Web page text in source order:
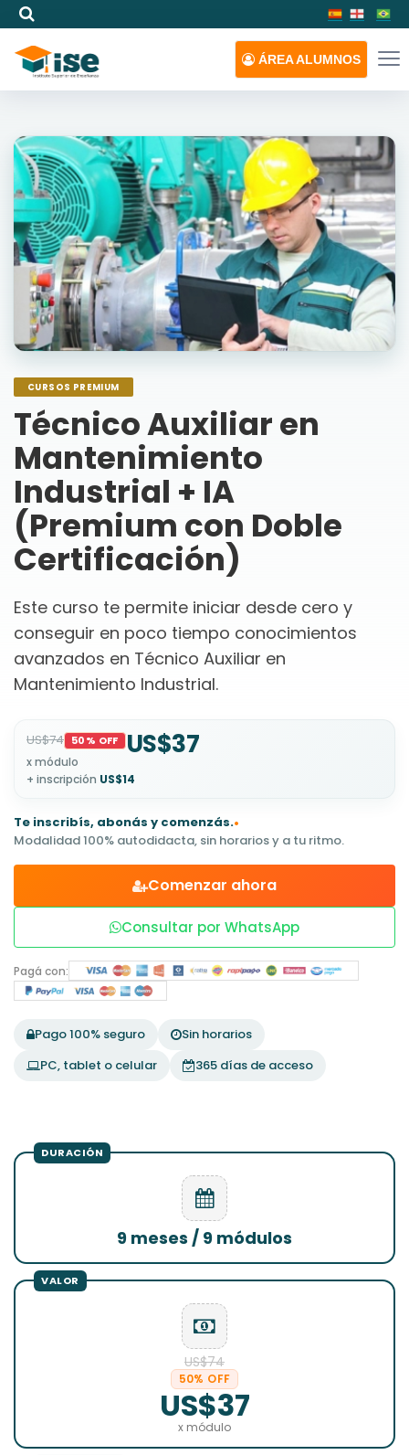
ÁREAALUMNOS
CURSOS PREMIUM
Técnico Auxiliar en
Mantenimiento
Industrial + IA
(Premium con Doble
Certificación)
Este curso te permite iniciar desde cero y
conseguir en poco tiempo conocimientos
avanzados en Técnico Auxiliar en
Mantenimiento Industrial.
US$74 50% OFF US$37
x módulo
+ inscripción US$14
Te inscribís, abonás y comenzás.•
Modalidad 100% autodidacta, sin horarios y a tu ritmo.
Comenzar ahora
Consultar por WhatsApp
Pagá con:
Pago 100% seguro
Sin horarios
PC, tablet o celular
365 días de acceso
9 meses / 9 módulos
US$74
50% OFF
US$37
x módulo